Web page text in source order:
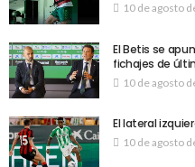
10 de agosto
El Betis se
fichajes de
10 de agosto
El lateral
10 de agosto